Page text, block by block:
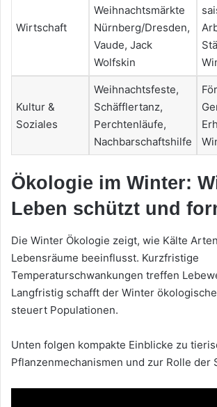
Wirtschaft
Weihnachtsmärkte
Nürnberg/Dresden,
Vaude, Jack
Wolfskin
Kultur &
Soziales
Weihnachtsfeste,
Schäfflertanz,
Perchtenläufe,
Nachbarschaftshilfe
Ökologie im Winter:
Leben schützt und
Die Winter Ökologie zeigt, wie Kälte
Lebensräume beeinflusst. Kurzfristige
Temperaturschwankungen treffen
Langfristig schafft der Winter
steuert Populationen.
Unten folgen kompakte Einblicke zu
Pflanzenmechanismen und zur Rolle der